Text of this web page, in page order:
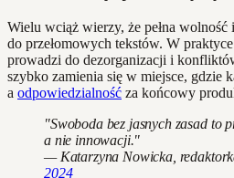
Wielu wciąż wierzy, że pełna wolność
do przełomowych tekstów. W
prowadzi do dezorganizacji i
szybko zamienia się w miejsce, gdzie
a odpowiedzialność za końcowy
"Swoboda bez jasnych zasad to
a nie innowacji."
— Katarzyna Nowicka,
2024